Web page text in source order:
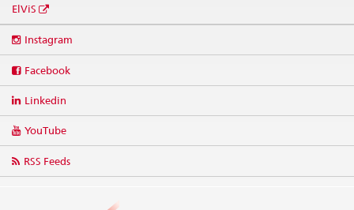
ElViS
media
Instagram
Facebook
Linkedin
YouTube
RSS Feeds